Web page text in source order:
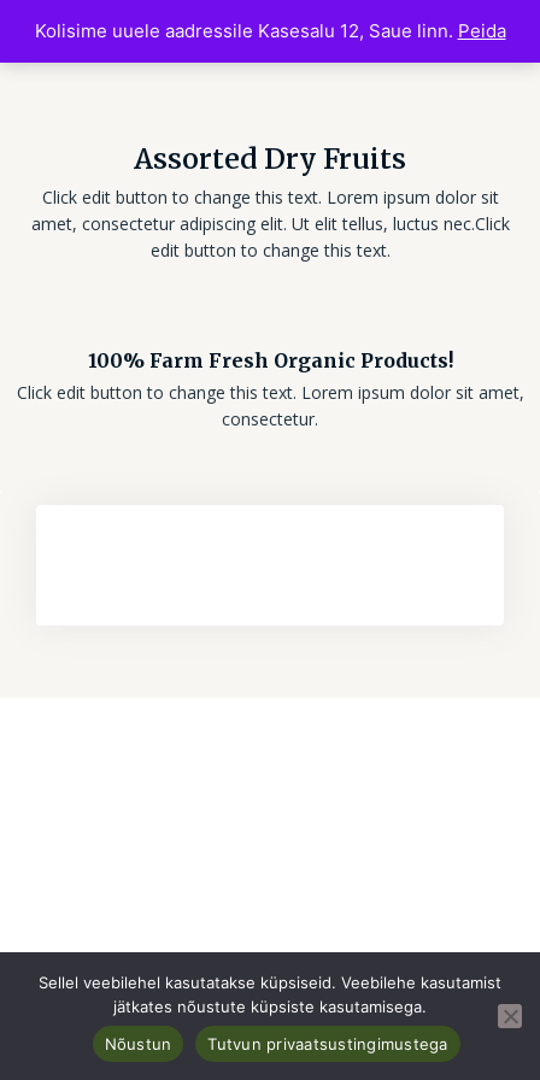
Kolisime uuele aadressile Kasesalu 12, Saue linn. Peida
Assorted Dry Fruits
Click edit button to change this text. Lorem ipsum dolor sit
amet, consectetur adipiscing elit. Ut elit tellus, luctus nec.Click
edit button to change this text.
100% Farm Fresh Organic Products!
Click edit button to change this text. Lorem ipsum dolor sit amet,
consectetur.
Sellel veebilehel kasutatakse küpsiseid. Veebilehe kasutamist
jätkates nõustute küpsiste kasutamisega.
Nõustun
Tutvun privaatsustingimustega